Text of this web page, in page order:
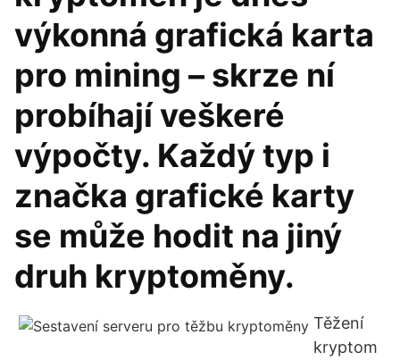
výkonná grafická karta
pro mining – skrze ní
probíhají veškeré
výpočty. Každý typ i
značka grafické karty
se může hodit na jiný
druh kryptoměny.
Těžení
kryptom